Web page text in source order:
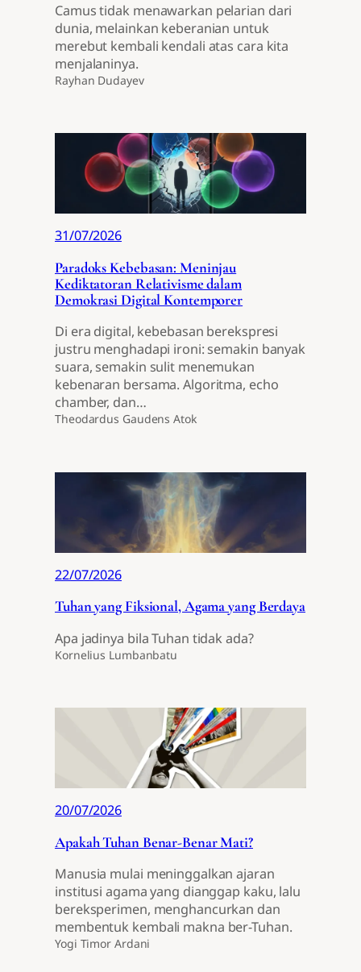
Camus tidak menawarkan pelarian dari
dunia, melainkan keberanian untuk
merebut kembali kendali atas cara kita
menjalaninya.
Rayhan Dudayev
31/07/2026
Paradoks Kebebasan: Meninjau
Kediktatoran Relativisme dalam
Demokrasi Digital Kontemporer
Di era digital, kebebasan berekspresi
justru menghadapi ironi: semakin banyak
suara, semakin sulit menemukan
kebenaran bersama. Algoritma, echo
chamber, dan…
Theodardus Gaudens Atok
22/07/2026
Tuhan yang Fiksional, Agama yang Berdaya
Apa jadinya bila Tuhan tidak ada?
Kornelius Lumbanbatu
20/07/2026
Apakah Tuhan Benar-Benar Mati?
Manusia mulai meninggalkan ajaran
institusi agama yang dianggap kaku, lalu
bereksperimen, menghancurkan dan
membentuk kembali makna ber-Tuhan.
Yogi Timor Ardani